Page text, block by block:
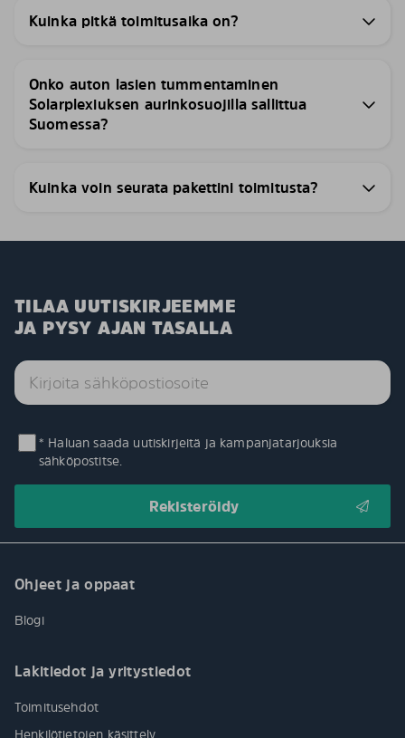
Kuinka pitkä toimitusaika on?
Onko auton lasien tummentaminen
Solarplexiuksen aurinkosuojilla sallittua
Suomessa?
Kuinka voin seurata pakettini toimitusta?
TILAA UUTISKIRJEEMME
JA PYSY AJAN TASALLA
* Haluan saada uutiskirjeitä ja kampanjatarjouksia
sähköpostitse.
Ohjeet ja oppaat
Blogi
Lakitiedot ja yritystiedot
Toimitusehdot
Henkilötietojen käsittely